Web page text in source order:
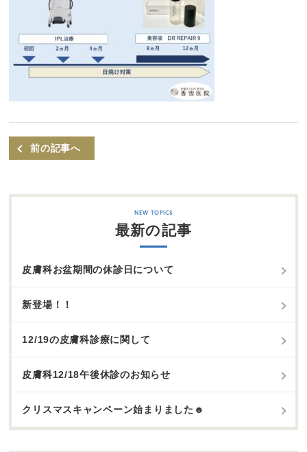
前の記事へ
最新の記事
皮膚科お盆期間の休診日について
新登場！！
12/19の皮膚科診療に関して
皮膚科12/18午後休診のお知らせ
クリスマスキャンペーン始まりました☻